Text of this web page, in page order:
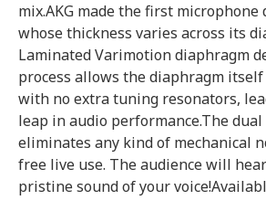
mix.AKG made the first
whose thickness varies across its
Laminated Varimotion diaphragm
process allows the diaphragm
with no extra tuning resonators,
leap in audio performance.The
eliminates any kind of mechanical
free live use. The audience will
pristine sound of your